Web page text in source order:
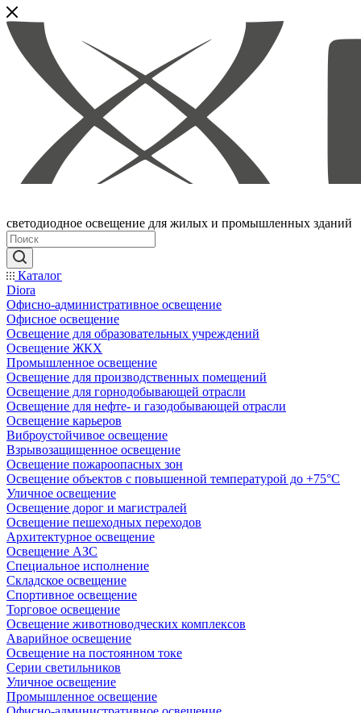
светодиодное освещение для жилых и промышленных зданий
Каталог
Diora
Офисно-административное освещение
Офисное освещение
Освещение для образовательных учреждений
Освещение ЖКХ
Промышленное освещение
Освещение для производственных помещений
Освещение для горнодобывающей отрасли
Освещение для нефте- и газодобывающей отрасли
Освещение карьеров
Виброустойчивое освещение
Взрывозащищенное освещение
Освещение пожароопасных зон
Освещение объектов с повышенной температурой до +75°C
Уличное освещение
Освещение дорог и магистралей
Освещение пешеходных переходов
Архитектурное освещение
Освещение АЗС
Специальное исполнение
Складское освещение
Спортивное освещение
Торговое освещение
Освещение животноводческих комплексов
Аварийное освещение
Освещение на постоянном токе
Серии светильников
Уличное освещение
Промышленное освещение